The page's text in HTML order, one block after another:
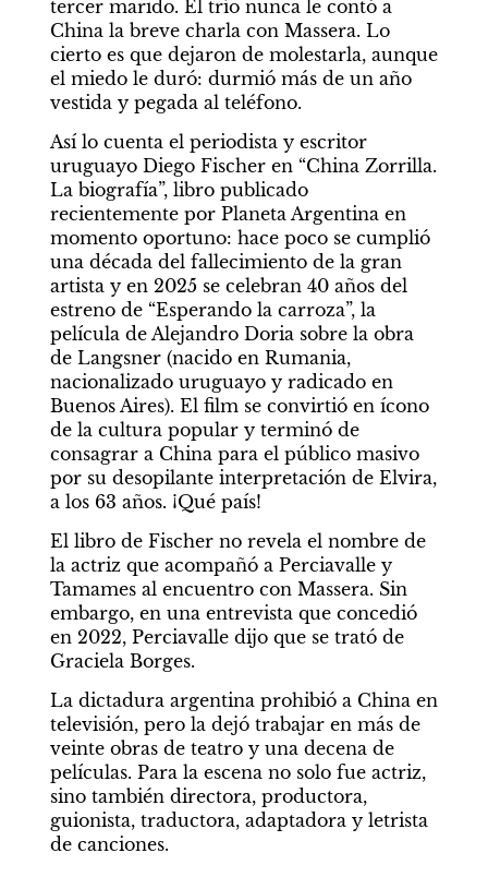
tercer marido. El trío nunca le contó a
China la breve charla con Massera. Lo
cierto es que dejaron de molestarla, aunque
el miedo le duró: durmió más de un año
vestida y pegada al teléfono.
Así lo cuenta el periodista y escritor
uruguayo Diego Fischer en “China Zorrilla.
La biografía”, libro publicado
recientemente por Planeta Argentina en
momento oportuno: hace poco se cumplió
una década del fallecimiento de la gran
artista y en 2025 se celebran 40 años del
estreno de “Esperando la carroza”, la
película de Alejandro Doria sobre la obra
de Langsner (nacido en Rumania,
nacionalizado uruguayo y radicado en
Buenos Aires). El film se convirtió en ícono
de la cultura popular y terminó de
consagrar a China para el público masivo
por su desopilante interpretación de Elvira,
a los 63 años. ¡Qué país!
El libro de Fischer no revela el nombre de
la actriz que acompañó a Perciavalle y
Tamames al encuentro con Massera. Sin
embargo, en una entrevista que concedió
en 2022, Perciavalle dijo que se trató de
Graciela Borges.
La dictadura argentina prohibió a China en
televisión, pero la dejó trabajar en más de
veinte obras de teatro y una decena de
películas. Para la escena no solo fue actriz,
sino también directora, productora,
guionista, traductora, adaptadora y letrista
de canciones.